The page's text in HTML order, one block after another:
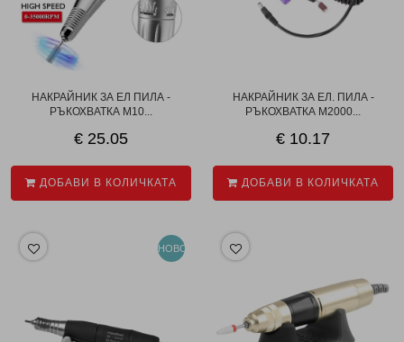
НАКРАЙНИК ЗА ЕЛ ПИЛА -
РЪКОХВАТКА M10...
€ 25.05
ДОБАВИ В КОЛИЧКАТА
НАКРАЙНИК ЗА ЕЛ. ПИЛА -
РЪКОХВАТКА M2000...
€ 10.17
ДОБАВИ В КОЛИЧКАТА
НОВО